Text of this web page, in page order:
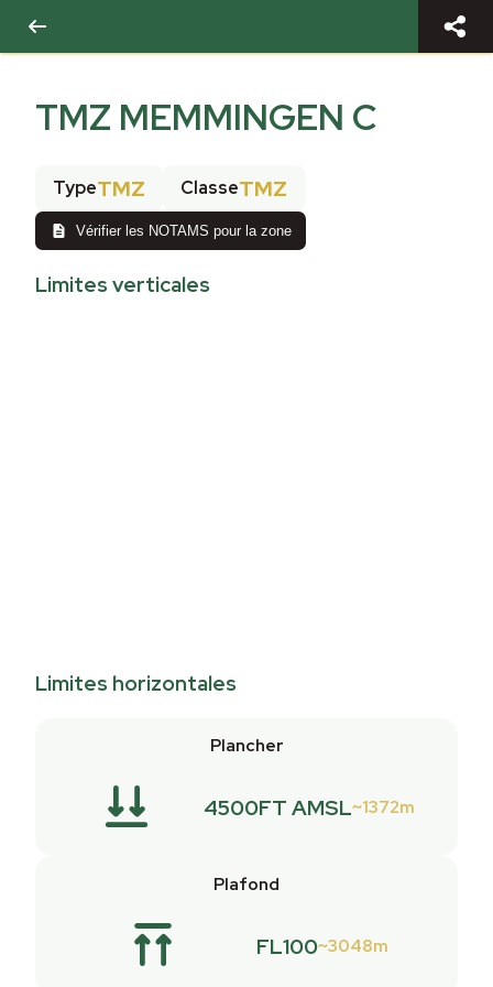
TMZ MEMMINGEN C
TypeTMZ ClasseTMZ
Vérifier les NOTAMS pour la zone
Limites verticales
Limites horizontales
Plancher
4500FT AMSL 1372m
Plafond
FL100 3048m